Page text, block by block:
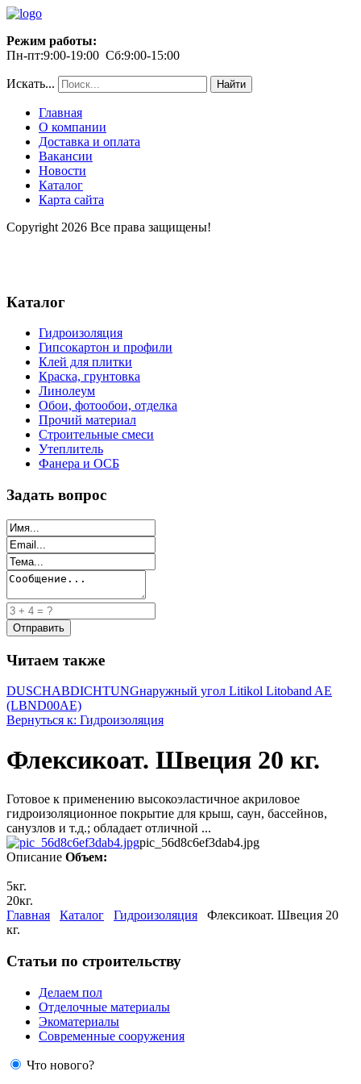
Режим работы:
Пн-пт:9:00-19:00 Сб:9:00-15:00
Искать... Найти
Главная
О компании
Доставка и оплата
Вакансии
Новости
Каталог
Карта сайта
Copyright 2026 Все права защищены!
Каталог
Гидроизоляция
Гипсокартон и профили
Клей для плитки
Краска, грунтовка
Линолеум
Обои, фотообои, отделка
Прочий материал
Строительные смеси
Утеплитель
Фанера и ОСБ
Задать вопрос
Читаем также
DUSCHABDICHTUNGнаружный угол Litikol Litoband AE
(LBND00AE)
Вернуться к: Гидроизоляция
Флексикоат. Швеция 20 кг.
Готовое к применению высокоэластичное акриловое
гидроизоляционное покрытие для крыш, саун, бассейнов,
санузлов и т.д.; обладает отличной ...
pic_56d8c6ef3dab4.jpg
Описание Объем:
5кг.
20кг.
Главная
Каталог Гидроизоляция
Флексикоат. Швеция 20
кг.
Статьи по строительству
Делаем пол
Отделочные материалы
Экоматериалы
Современные сооружения
Что нового?